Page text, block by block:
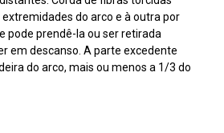
do arco e à outra por
pode prendê-la ou ser retirada
em descanso. A parte excedente
do arco, mais ou menos a 1/3 do